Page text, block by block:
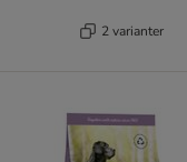
2 varianter